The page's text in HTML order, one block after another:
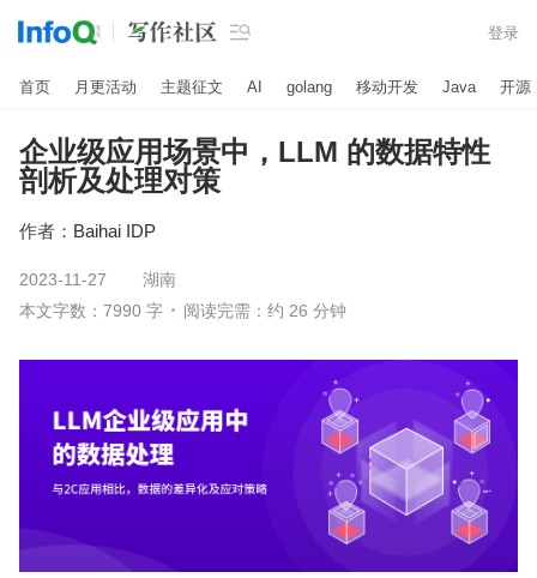
 登录
首页 月更活动 主题征文 AI golang 移动开发 Java 开源
企业级应用场景中，LLM 的数据特性
剖析及处理对策
作者： Baihai IDP
2023-11-27
湖南
本文字数：7990 字
阅读完需：约 26 分钟